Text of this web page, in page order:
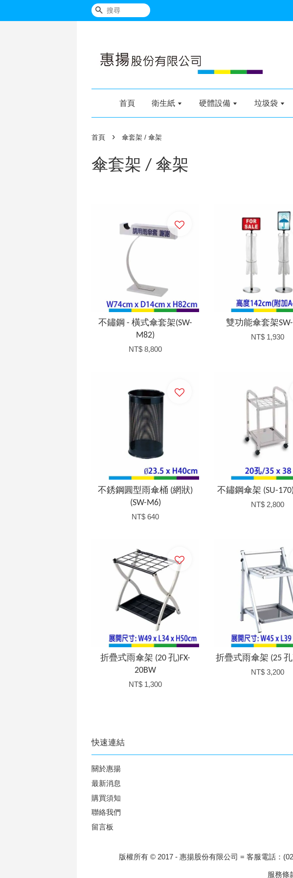
搜尋
首頁 衛生紙 硬體設備 垃圾袋
首頁 › 傘套架 / 傘架
傘套架 / 傘架
不鏽鋼 - 橫式傘套架(SW-
M82)
NT$ 8,800
雙功能傘套架
NT$ 1,930
不銹鋼圓型雨傘桶 (網狀)
(SW-M6)
NT$ 640
不鏽鋼傘架 (SU-
NT$ 2,800
加入購物車
折疊式雨傘架 (20 孔)FX-
20BW
NT$ 1,300
加入購物車
折疊式雨傘架 (25 孔
NT$ 3,200
快速連結
關於惠揚
最新消息
購買須知
聯絡我們
留言板
版權所有 © 2017 - 惠揚股份有限公司 = 客服電話：
服務條